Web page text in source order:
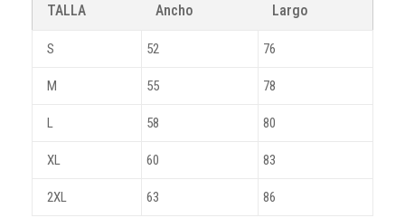
TALLA Ancho Largo
S 52 76
M 55 78
L 58 80
XL 60 83
2XL 63 86